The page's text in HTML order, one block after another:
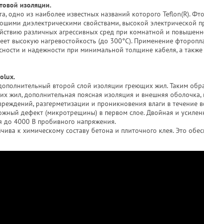
изоляции.
из наиболее известных названий которого Teflon(R).
диэлектрическими свойствами, высокой электрической
различных агрессивных сред при комнатной и
высокую нагревостойкость (до 300°С). Применение
и надежности при минимальной толщине кабеля, а также
второй слой изоляции греющих жил. Таким
жил, дополнительная поясная изоляция и внешняя
разгерметизации и проникновения влаги в течение
дефект (микротрещины) в первом слое. Двойная и
до 4000 В пробивного напряжения.
к химическому составу бетона и плиточного клея. Это